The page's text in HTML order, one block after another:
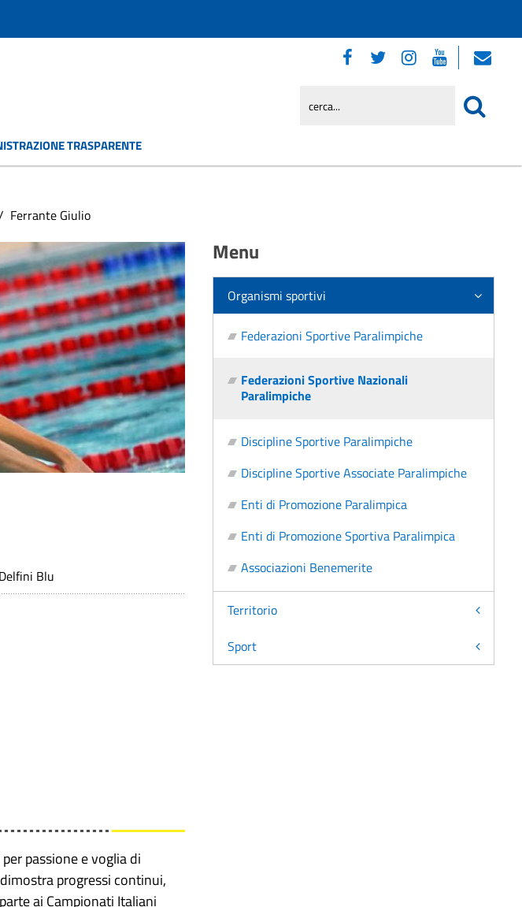
TRASPARENTE
Ferrante Giulio
Delfini Blu
passione e voglia di
progressi continui,
ai Campionati Italiani
Menu
Organismi sportivi
Federazioni Sportive Paralimpiche
Federazioni Sportive Nazionali
Paralimpiche
Discipline Sportive Paralimpiche
Discipline Sportive Associate Paralimpiche
Enti di Promozione Paralimpica
Enti di Promozione Sportiva Paralimpica
Associazioni Benemerite
Territorio
Sport